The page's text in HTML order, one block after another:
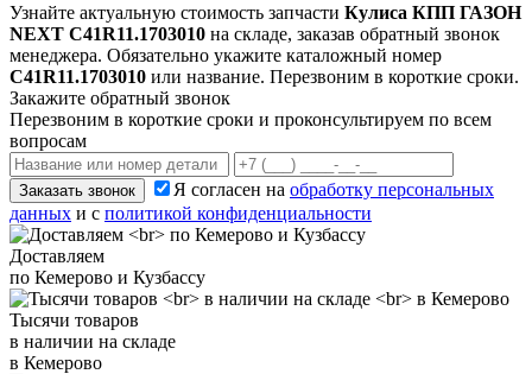
Узнайте актуальную стоимость запчасти Кулиса КПП ГАЗОН
NEXT C41R11.1703010 на складе, заказав обратный звонок
менеджера. Обязательно укажите каталожный номер
C41R11.1703010 или название. Перезвоним в короткие сроки.
Закажите обратный звонок
Перезвоним в короткие сроки и проконсультируем по всем
вопросам
Заказать звонок Я согласен на обработку персональных
данных и с политикой конфиденциальности
Доставляем
по Кемерово и Кузбассу
Тысячи товаров
в наличии на складе
в Кемерово